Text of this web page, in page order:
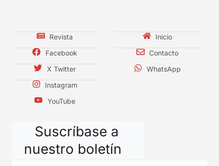
Revista
Facebook
X Twitter
Instagram
YouTube
Inicio
Contacto
WhatsApp
Suscríbase a
nuestro boletín